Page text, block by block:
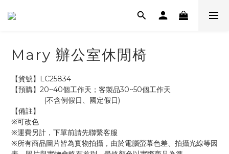
Mary 辦公室休閒椅
【貨號】LC25834
【預購】20~40個工作天；客製品30~50個工作天
                (不含例假日、國定假日)
【備註】
※可改色
※運費另計，下單前請先聯繫客服
※所有商品圖片皆為實物拍攝，由於電腦螢幕色差、拍攝光線等因